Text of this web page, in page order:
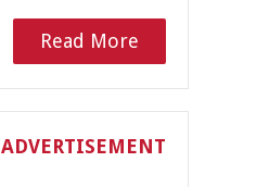
Read More
ADVERTISEMENT